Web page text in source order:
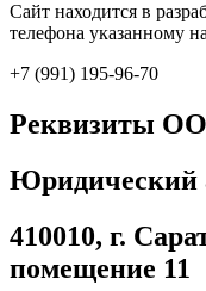
Сайт находится в
телефона указанному
+7 (991) 195-96-70
Реквизиты
Юридический
410010, г.
помещение 11